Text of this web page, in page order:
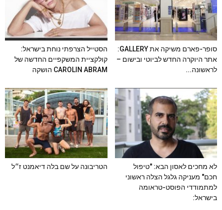
סופר-פארם משיקה את GALLERY:
אתר היוקרה החדש לביוטי ובישום –
לראשונה...
הסטייל הצרפתי נוחת בישראל:
קולקציית המשקפיים החדשה של
CAROLIN ABRAM הושקה
לא מחכים לאסון הבא: "טיפול
חכם" מעניקה גלגל הצלה ראשוני
למתמודדי הפוסט-טראומה
בישראל:
הטריבונה על שם בלה דיאמנט ז״ל